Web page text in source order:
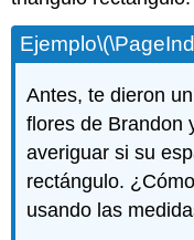
Ejemplo
Antes, te dieron
flores de Brandon
averiguar si su
rectángulo.
usando las